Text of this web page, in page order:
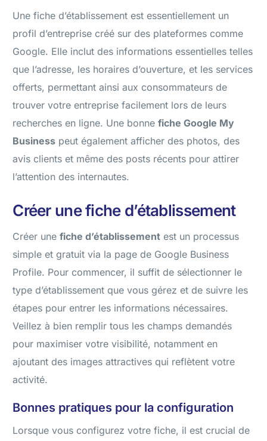
Une fiche d’établissement est essentiellement un
profil d’entreprise créé sur des plateformes comme
Google. Elle inclut des informations essentielles telles
que l’adresse, les horaires d’ouverture, et les services
offerts, permettant ainsi aux consommateurs de
trouver votre entreprise facilement lors de leurs
recherches en ligne. Une bonnefiche Google My
Business peut également afficher des photos, des
avis clients et même des posts récents pour attirer
l’attention des internautes.
Créer une fiche d’établissement
Créer unefiche d’établissement est un processus
simple et gratuit via la page de Google Business
Profile. Pour commencer, il suffit de sélectionner le
type d’établissement que vous gérez et de suivre les
étapes pour entrer les informations nécessaires.
Veillez à bien remplir tous les champs demandés
pour maximiser votre visibilité, notamment en
ajoutant des images attractives qui reflètent votre
activité.
Bonnes pratiques pour la configuration
Lorsque vous configurez votre fiche, il est crucial de